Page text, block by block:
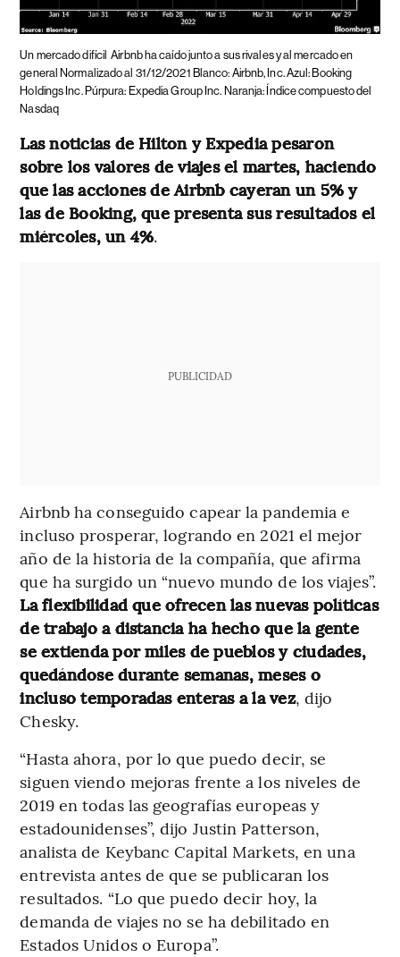
Un mercado difícil Airbnb ha caído junto a sus rivales y al mercado en
general Normalizado al 31/12/2021 Blanco: Airbnb, Inc. Azul: Booking
Holdings Inc. Púrpura: Expedia Group Inc. Naranja: Índice compuesto del
Nasdaq
Las noticias de Hilton y Expedia pesaron
sobre los valores de viajes el martes, haciendo
que las acciones de Airbnb cayeran un 5% y
las de Booking, que presenta sus resultados el
miércoles, un 4%.
PUBLICIDAD
Airbnb ha conseguido capear la pandemia e
incluso prosperar, logrando en 2021 el mejor
año de la historia de la compañía, que afirma
que ha surgido un “nuevo mundo de los viajes”.
La flexibilidad que ofrecen las nuevas políticas
de trabajo a distancia ha hecho que la gente
se extienda por miles de pueblos y ciudades,
quedándose durante semanas, meses o
incluso temporadas enteras a la vez, dijo
Chesky.
“Hasta ahora, por lo que puedo decir, se
siguen viendo mejoras frente a los niveles de
2019 en todas las geografías europeas y
estadounidenses”, dijo Justin Patterson,
analista de Keybanc Capital Markets, en una
entrevista antes de que se publicaran los
resultados. “Lo que puedo decir hoy, la
demanda de viajes no se ha debilitado en
Estados Unidos o Europa”.